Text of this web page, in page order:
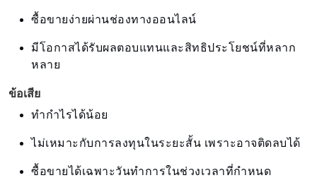
ซื้อขายง่ายผ่านช่องทางออนไลน์
มีโอกาสได้รับผลตอบแทนและสิทธิประโยชน์ที่หลาก
หลาย
ข้อเสีย
ทำกำไรได้น้อย
ไม่เหมาะกับการลงทุนในระยะสั้น เพราะอาจติดลบได้
ซื้อขายได้เฉพาะวันทำการในช่วงเวลาที่กำหนด